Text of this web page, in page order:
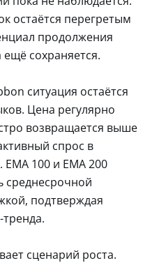
остаётся перегретым
продолжения
сохраняется.
ситуация остаётся
Цена регулярно
возвращается выше
спрос в
100 и EMA 200
среднесрочной
подтверждая
сценарий роста.